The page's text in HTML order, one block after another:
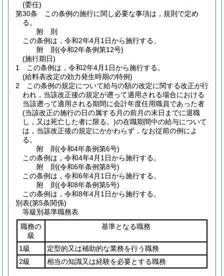
(委任)
第30条
この条例の施行に関し必要な事項は，規則で定め
る。
附 則
この条例は，令和2年4月1日から施行する。
附 則(令和2年条例第12号)
(施行期日)
1
この条例は，令和2年4月1日から施行する。
(給料表改定の効力発生時期の特例)
2
この条例の規定について給与の額の改定に関する改正が行
われ，当該改正後の規定が遡って適用される場合における
当該遡って適用される期間に会計年度任用職員であった者
(当該改正の施行の日の属する月の前月の末日までに退職
し，又は死亡した者に限る。)の在職期間中の給与について
は，当該改正後の規定にかかわらず，なお従前の例によ
る。
附 則(令和4年条例第6号)
この条例は，令和4年4月1日から施行する。
附 則(令和6年条例第8号)
この条例は，令和6年4月1日から施行する。
附 則(令和8年条例第5号)
この条例は，令和8年4月1日から施行する。
別表(第5条関係)
等級別基準職務表
職務の
級
基準となる職務
1級
定型的又は補助的な業務を行う職務
2級
相当の知識又は経験を必要とする職務